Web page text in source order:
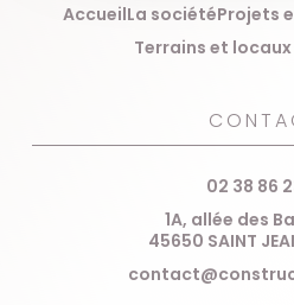
AccueilLa sociétéProjets
Terrains et
02 38 86
1A, allée des
45650 SAINT